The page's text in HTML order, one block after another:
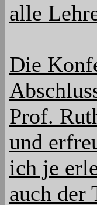
alle
Die
Prof.
und
ich je
auch der